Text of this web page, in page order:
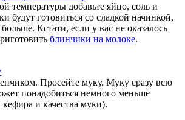
температуры добавьте яйцо, соль и
будут готовиться со сладкой начинкой,
Кстати, если у вас не оказалось
блинчики на молоке.
Просейте муку. Муку сразу всю
понадобиться немного меньше
кефира и качества муки).